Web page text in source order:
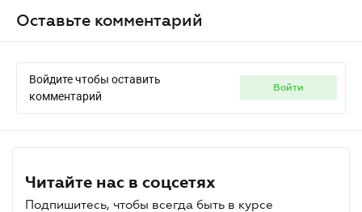
Оставьте комментарий
Войдите чтобы оставить
комментарий
войти
Читайте нас в соцсетях
Подпишитесь, чтобы всегда быть в курсе